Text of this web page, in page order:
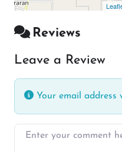
Reviews
Leave a Review
Your email address
Enter your comment here…